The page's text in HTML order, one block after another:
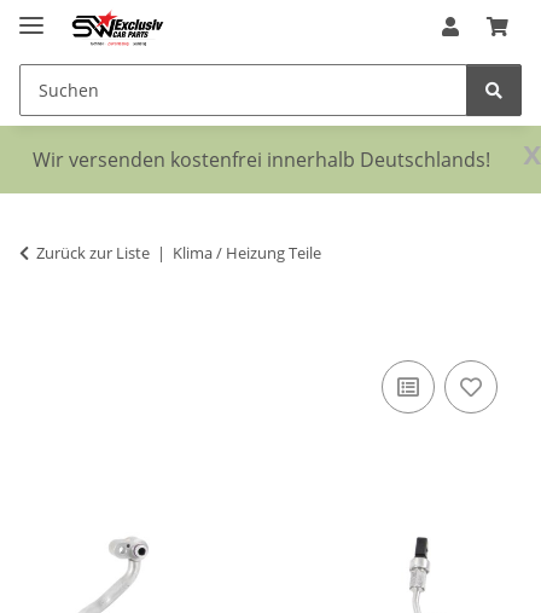
x
Wir versenden kostenfrei innerhalb Deutschlands!
Zurück zur Liste Klima / Heizung Teile